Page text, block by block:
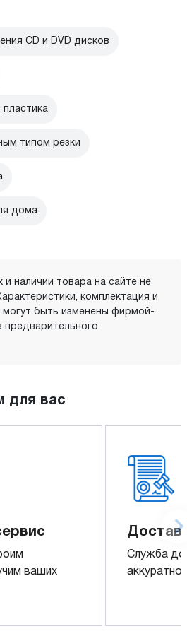
CD и DVD дисков
типом резки
дома
наличии товара на сайте не
комплектация и
могут быть изменены фирмой-
предварительного
для вас
ваших
Служба
аккуратно